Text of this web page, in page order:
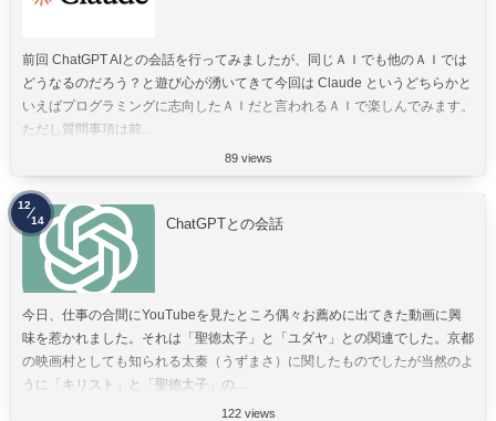
前回 ChatGPT AIとの会話を行ってみましたが、同じＡＩでも他のＡＩでは
どうなるのだろう？と遊び心が湧いてきて今回は Claude というどちらかと
いえばプログラミングに志向したＡＩだと言われるＡＩで楽しんでみます。
ただし質問事項は前...
89 views
ChatGPTとの会話
今日、仕事の合間にYouTubeを見たところ偶々お薦めに出てきた動画に興
味を惹かれました。それは「聖徳太子」と「ユダヤ」との関連でした。京都
の映画村としても知られる太秦（うずまさ）に関したものでしたが当然のよ
うに「キリスト」と「聖徳太子」の...
122 views
12
14